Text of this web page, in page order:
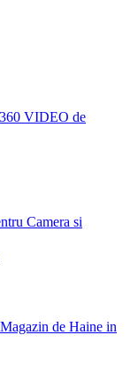
VIDEO de
Camera si
de Haine in